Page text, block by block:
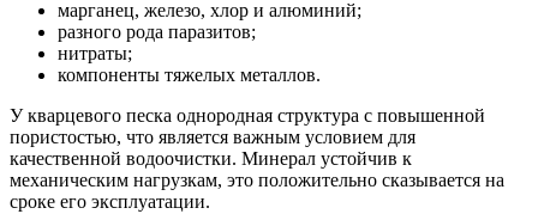
марганец, железо, хлор и алюминий;
разного рода паразитов;
нитраты;
компоненты тяжелых металлов.
У кварцевого песка однородная структура с повышенной
пористостью, что является важным условием для
качественной водоочистки. Минерал устойчив к
механическим нагрузкам, это положительно сказывается на
сроке его эксплуатации.